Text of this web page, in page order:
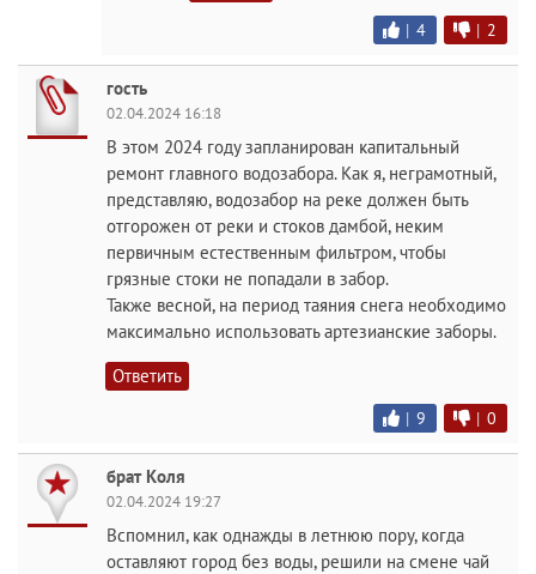
| 4 | 2
гость
02.04.2024 16:18
В этом 2024 году запланирован капитальный
ремонт главного водозабора. Как я, неграмотный,
представляю, водозабор на реке должен быть
отгорожен от реки и стоков дамбой, неким
первичным естественным фильтром, чтобы
грязные стоки не попадали в забор.
Также весной, на период таяния снега необходимо
максимально использовать артезианские заборы.
Ответить
| 9 | 0
брат Коля
02.04.2024 19:27
Вспомнил, как однажды в летнюю пору, когда
оставляют город без воды, решили на смене чай